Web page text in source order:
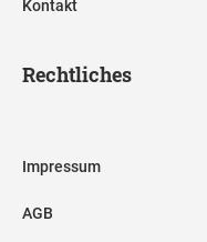
Kontakt
Rechtliches
Impressum
AGB